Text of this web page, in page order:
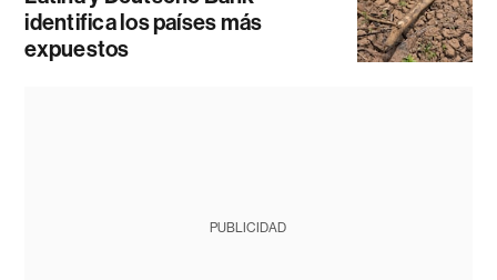
identifica los países más
expuestos
PUBLICIDAD